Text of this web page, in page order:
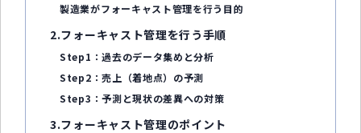
製造業がフォーキャスト管理を行う目的
2.フォーキャスト管理を行う手順
Step1：過去のデータ集めと分析
Step2：売上（着地点）の予測
Step3：予測と現状の差異への対策
3.フォーキャスト管理のポイント